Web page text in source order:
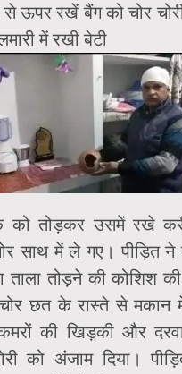
ऊपर रखें बैंग को चोर
में रखी बेटी
को तोड़कर उसमें रखे
साथ में ले गए। पीड़ित ने
तोड़ने की कोशिश की
छत के रास्ते से मकान
की खिड़की और
को अंजाम दिया।